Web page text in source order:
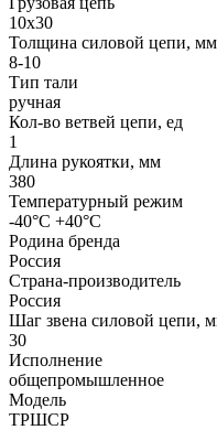
10х30
Толщина силовой цепи, мм
8-10
Тип тали
ручная
Кол-во ветвей цепи, ед
1
Длина рукоятки, мм
380
Температурный режим
-40°C +40°C
Родина бренда
Россия
Страна-производитель
Россия
Шаг звена силовой цепи,
30
Исполнение
общепромышленное
Модель
ТРШСР